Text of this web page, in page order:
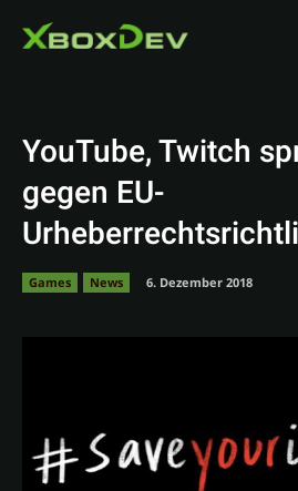
YouTube, Twitch
gegen EU-
Games News 6. Dezember 2018